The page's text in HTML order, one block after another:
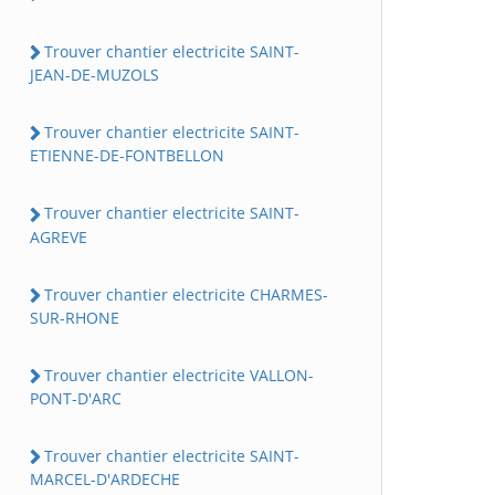
Trouver chantier electricite SAINT-
JEAN-DE-MUZOLS
Trouver chantier electricite SAINT-
ETIENNE-DE-FONTBELLON
Trouver chantier electricite SAINT-
AGREVE
Trouver chantier electricite CHARMES-
SUR-RHONE
Trouver chantier electricite VALLON-
PONT-D'ARC
Trouver chantier electricite SAINT-
MARCEL-D'ARDECHE